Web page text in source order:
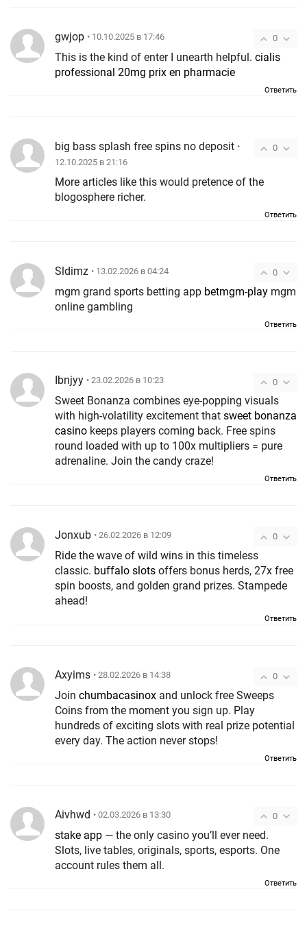
0
gwjop • 10.10.2025 в 17:46
This is the kind of enter I unearth helpful. cialis
professional 20mg prix en pharmacie
Ответить
0
big bass splash free spins no deposit •
12.10.2025 в 21:16
More articles like this would pretence of the
blogosphere richer.
Ответить
0
Sldimz • 13.02.2026 в 04:24
mgm grand sports betting app betmgm-play mgm
online gambling
Ответить
0
Ibnjyy • 23.02.2026 в 10:23
Sweet Bonanza combines eye-popping visuals
with high-volatility excitement that sweet bonanza
casino keeps players coming back. Free spins
round loaded with up to 100x multipliers = pure
adrenaline. Join the candy craze!
Ответить
0
Jonxub • 26.02.2026 в 12:09
Ride the wave of wild wins in this timeless
classic. buffalo slots offers bonus herds, 27x free
spin boosts, and golden grand prizes. Stampede
ahead!
Ответить
0
Axyims • 28.02.2026 в 14:38
Join chumbacasinox and unlock free Sweeps
Coins from the moment you sign up. Play
hundreds of exciting slots with real prize potential
every day. The action never stops!
Ответить
0
Aivhwd • 02.03.2026 в 13:30
stake app
Slots, live tables, originals, sports, esports. One
account rules them all.
Ответить